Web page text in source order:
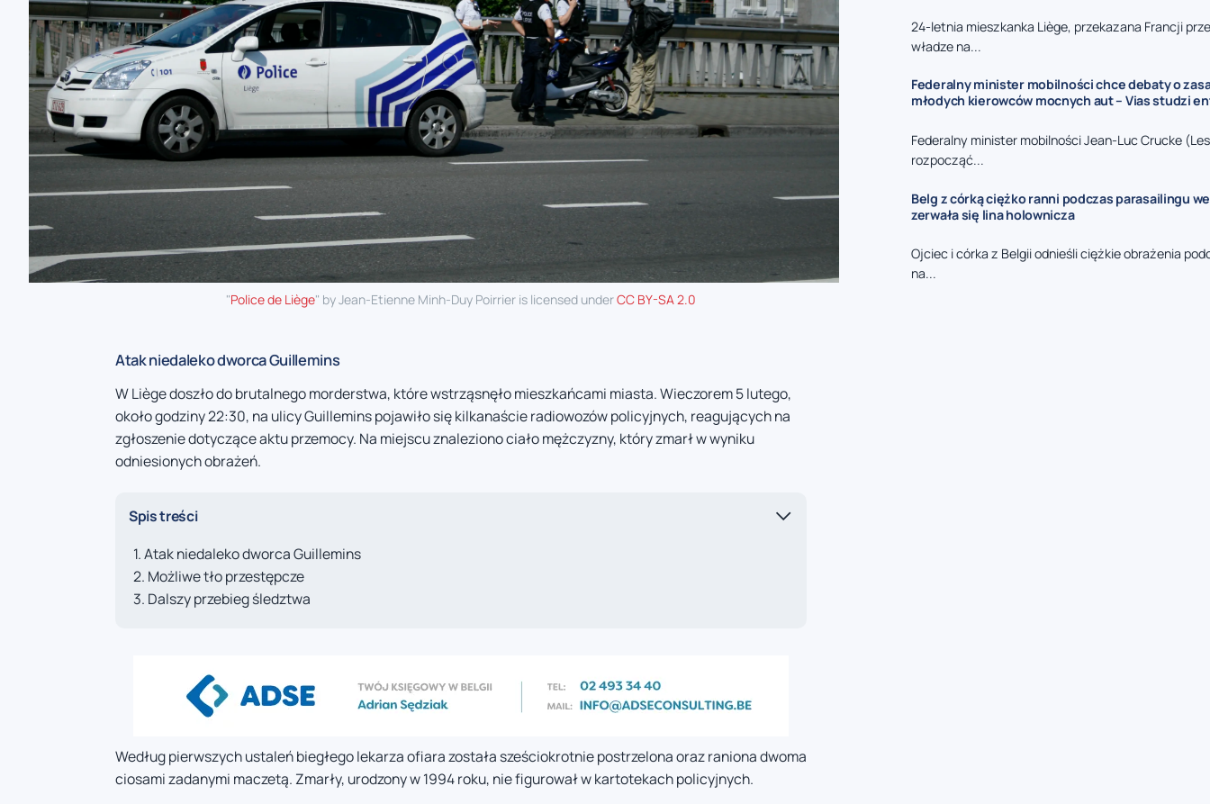
"Police de Liège" by Jean-Etienne Minh-Duy Poirrier is licensed underCC BY-SA 2.0
Atak niedaleko dworca Guillemins
W Liège doszło do brutalnego morderstwa, które wstrząsnęło mieszkańcami miasta. Wieczorem 5 lutego,
około godziny 22:30, na ulicy Guillemins pojawiło się kilkanaście radiowozów policyjnych, reagujących na
zgłoszenie dotyczące aktu przemocy. Na miejscu znaleziono ciało mężczyzny, który zmarł w wyniku
odniesionych obrażeń.
Spis treści
Atak niedaleko dworca Guillemins
Możliwe tło przestępcze
Dalszy przebieg śledztwa
Według pierwszych ustaleń biegłego lekarza ofiara została sześciokrotnie postrzelona oraz raniona dwoma
ciosami zadanymi maczetą. Zmarły, urodzony w 1994 roku, nie figurował w kartotekach policyjnych.
24-letnia mieszkanka Liège, przekazana Francji
władze na...
Federalny minister mobilności chce debaty o
młodych kierowców mocnych aut – Vias studzi
Federalny minister mobilności Jean-Luc Crucke
rozpocząć...
Belg z córką ciężko ranni podczas parasailingu
zerwała się lina holownicza
Ojciec i córka z Belgii odnieśli ciężkie obrażenia
na...